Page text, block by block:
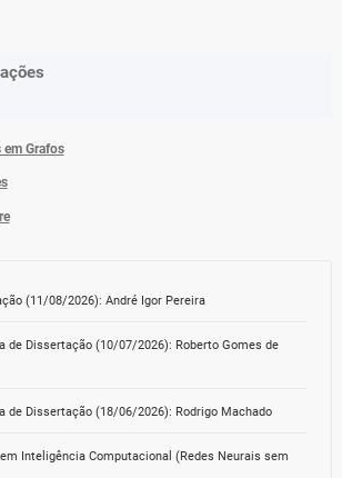
Grafos
(11/08/2026): André Igor Pereira
de Dissertação (10/07/2026): Roberto Gomes de
de Dissertação (18/06/2026): Rodrigo Machado
Inteligência Computacional (Redes Neurais sem